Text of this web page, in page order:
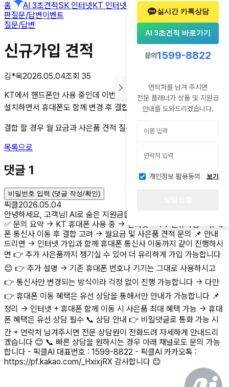
홈
AI 3초견적SK 인터넷 KT 인터넷 LG 인터넷
꿀팁게시
판질문/답변이벤트
질문/답변
신규가입 견적
김*욱2026.05.04조회 35
KT에서 핸드폰만 사용 중인데 이번에 인터넷과 티비를 새로
설치하면서 휴대폰도 함께 변경 후 결합을 도려하고 있습니다
결합 할 경우 월 요금과 사은품 견적 질문드리고 싶습니다
목록으로
댓글 1
비밀번호 입력 (댓글 작성/확인)
픽클2026.05.04
안녕하세요, 고객님! AI로 숨은 지원금을 찾아드리는 픽클AI입니다 😊
✅ 문의 요약 → KT 휴대폰 사용 중 → 인터넷 + TV 신규가입 + 휴대
폰 통신사 이동 후 결합 고려 → 월요금 및 사은품 견적 문의 📌 안내
드리면 → 인터넷 가입과 함께 휴대폰 통신사 이동까지 같이 진행하시
면 👉 추가 사은품까지 챙기실 수 있어 더 유리하게 가입 가능합니다
😊 👉 추가 설명 → 기존 휴대폰 번호나 기기는 그대로 사용하시고
👉 통신사만 변경되는 방식이라 걱정 없이 진행 가능합니다 → 다만
👉 휴대폰 이동 혜택은 유선 상담을 통해서만 안내가 가능합니다 📌
정리 → 인터넷 + 휴대폰 함께 이동 시 사은품 최대 혜택 가능 → 휴대
폰 혜택은 유선 상담 필수 📞 상담 안내 👉 비밀댓글로 통화 가능 시
간 + 연락처 남겨주시면 전문 상담원이 전화드려 자세하게 안내드리
겠습니다 😊 📞 빠른 상담을 원하시는 경우 아래 채널로도 문의 가능
합니다 - 픽클AI 대표번호 : 1599-8822 - 픽클AI 카카오톡 :
https://pf.kakao.com/_HxixjRX 감사합니다 😊
실시간 카톡상담
AI 3초견적 바로가기
문의1599-8822
연락처를 남겨 주시면
전문 플래너가 상품 및 지원금
안내를 도와드리겠습니다.
개인정보 활용동의 보기